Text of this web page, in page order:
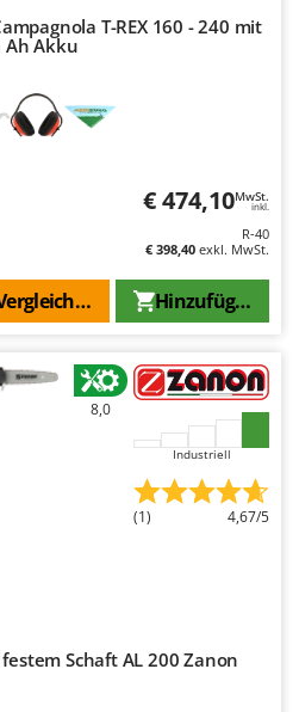
T-REX 160 - 240 mit
Ah Akku
€ 474,10MwSt.
inkl.
R-40
€ 398,40 exkl. MwSt.
Hinzufügen
Sie
8,0
Industriell
(1) 4,67/5
Schaft AL 200 Zanon